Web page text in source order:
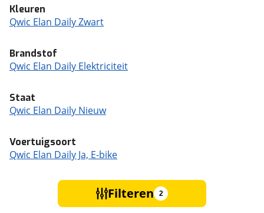
Kleuren
Qwic Elan Daily Zwart
Brandstof
Qwic Elan Daily Elektriciteit
Staat
Qwic Elan Daily Nieuw
Voertuigsoort
Qwic Elan Daily Ja, E-bike
Filteren 2